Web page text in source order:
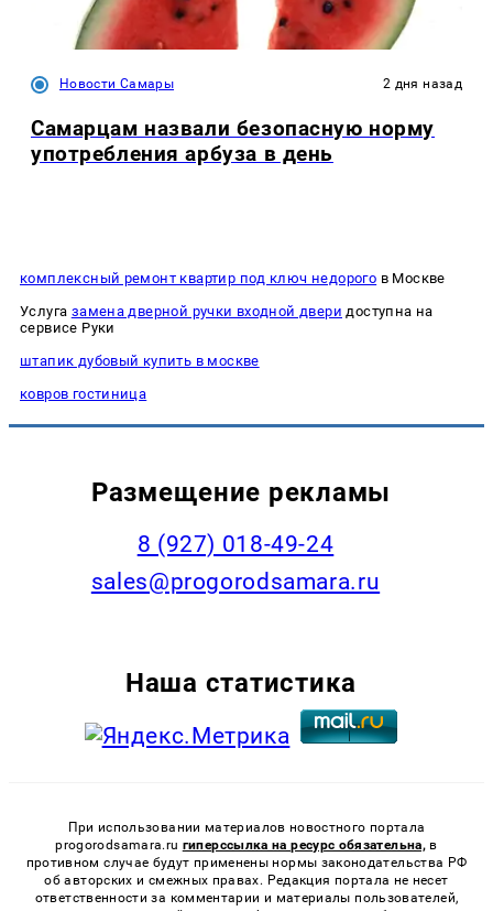
Новости Самары 2 дня назад
Самарцам назвали безопасную норму
употребления арбуза в день
комплексный ремонт квартир под ключ недорого в Москве
Услуга замена дверной ручки входной двери доступна на
сервисе Руки
штапик дубовый купить в москве
ковров гостиница
Размещение рекламы
8 (927) 018-49-24
sales@progorodsamara.ru
Наша статистика
При использовании материалов новостного портала
progorodsamara.ru гиперссылка на ресурс обязательна, в
противном случае будут применены нормы законодательства РФ
об авторских и смежных правах. Редакция портала не несет
ответственности за комментарии и материалы пользователей,